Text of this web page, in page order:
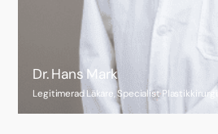
Dr. Hans Mark
Legitimerad Läkare, Specialist Plastikkirurgi